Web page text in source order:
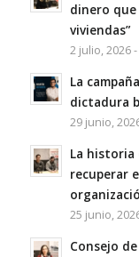
dinero
viviendas”
2 julio, 2026
La
dictadura
29 junio,
La historia
recuperar
25 junio,
Consejo